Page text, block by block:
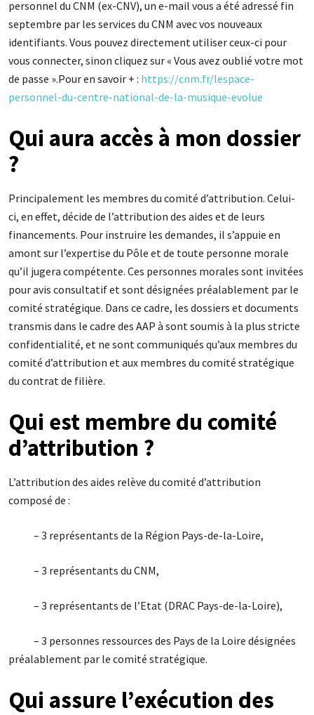
personnel du CNM (ex-CNV), un e-mail vous a été adressé fin
septembre par les services du CNM avec vos nouveaux
identifiants. Vous pouvez directement utiliser ceux-ci pour
vous connecter, sinon cliquez sur « Vous avez oublié votre mot
de passe ».Pour en savoir + : https://cnm.fr/lespace-
personnel-du-centre-national-de-la-musique-evolue
Qui aura accès à mon dossier
?
Principalement les membres du comité d’attribution. Celui-
ci, en effet, décide de l’attribution des aides et de leurs
financements. Pour instruire les demandes, il s’appuie en
amont sur l’expertise du Pôle et de toute personne morale
qu’il jugera compétente. Ces personnes morales sont invitées
pour avis consultatif et sont désignées préalablement par le
comité stratégique. Dans ce cadre, les dossiers et documents
transmis dans le cadre des AAP à sont soumis à la plus stricte
confidentialité, et ne sont communiqués qu’aux membres du
comité d’attribution et aux membres du comité stratégique
du contrat de filière.
Qui est membre du comité
d’attribution ?
L’attribution des aides relève du comité d’attribution
composé de :
– 3 représentants de la Région Pays-de-la-Loire,
– 3 représentants du CNM,
– 3 représentants de l’Etat (DRAC Pays-de-la-Loire),
– 3 personnes ressources des Pays de la Loire désignées
préalablement par le comité stratégique.
Qui assure l’exécution des